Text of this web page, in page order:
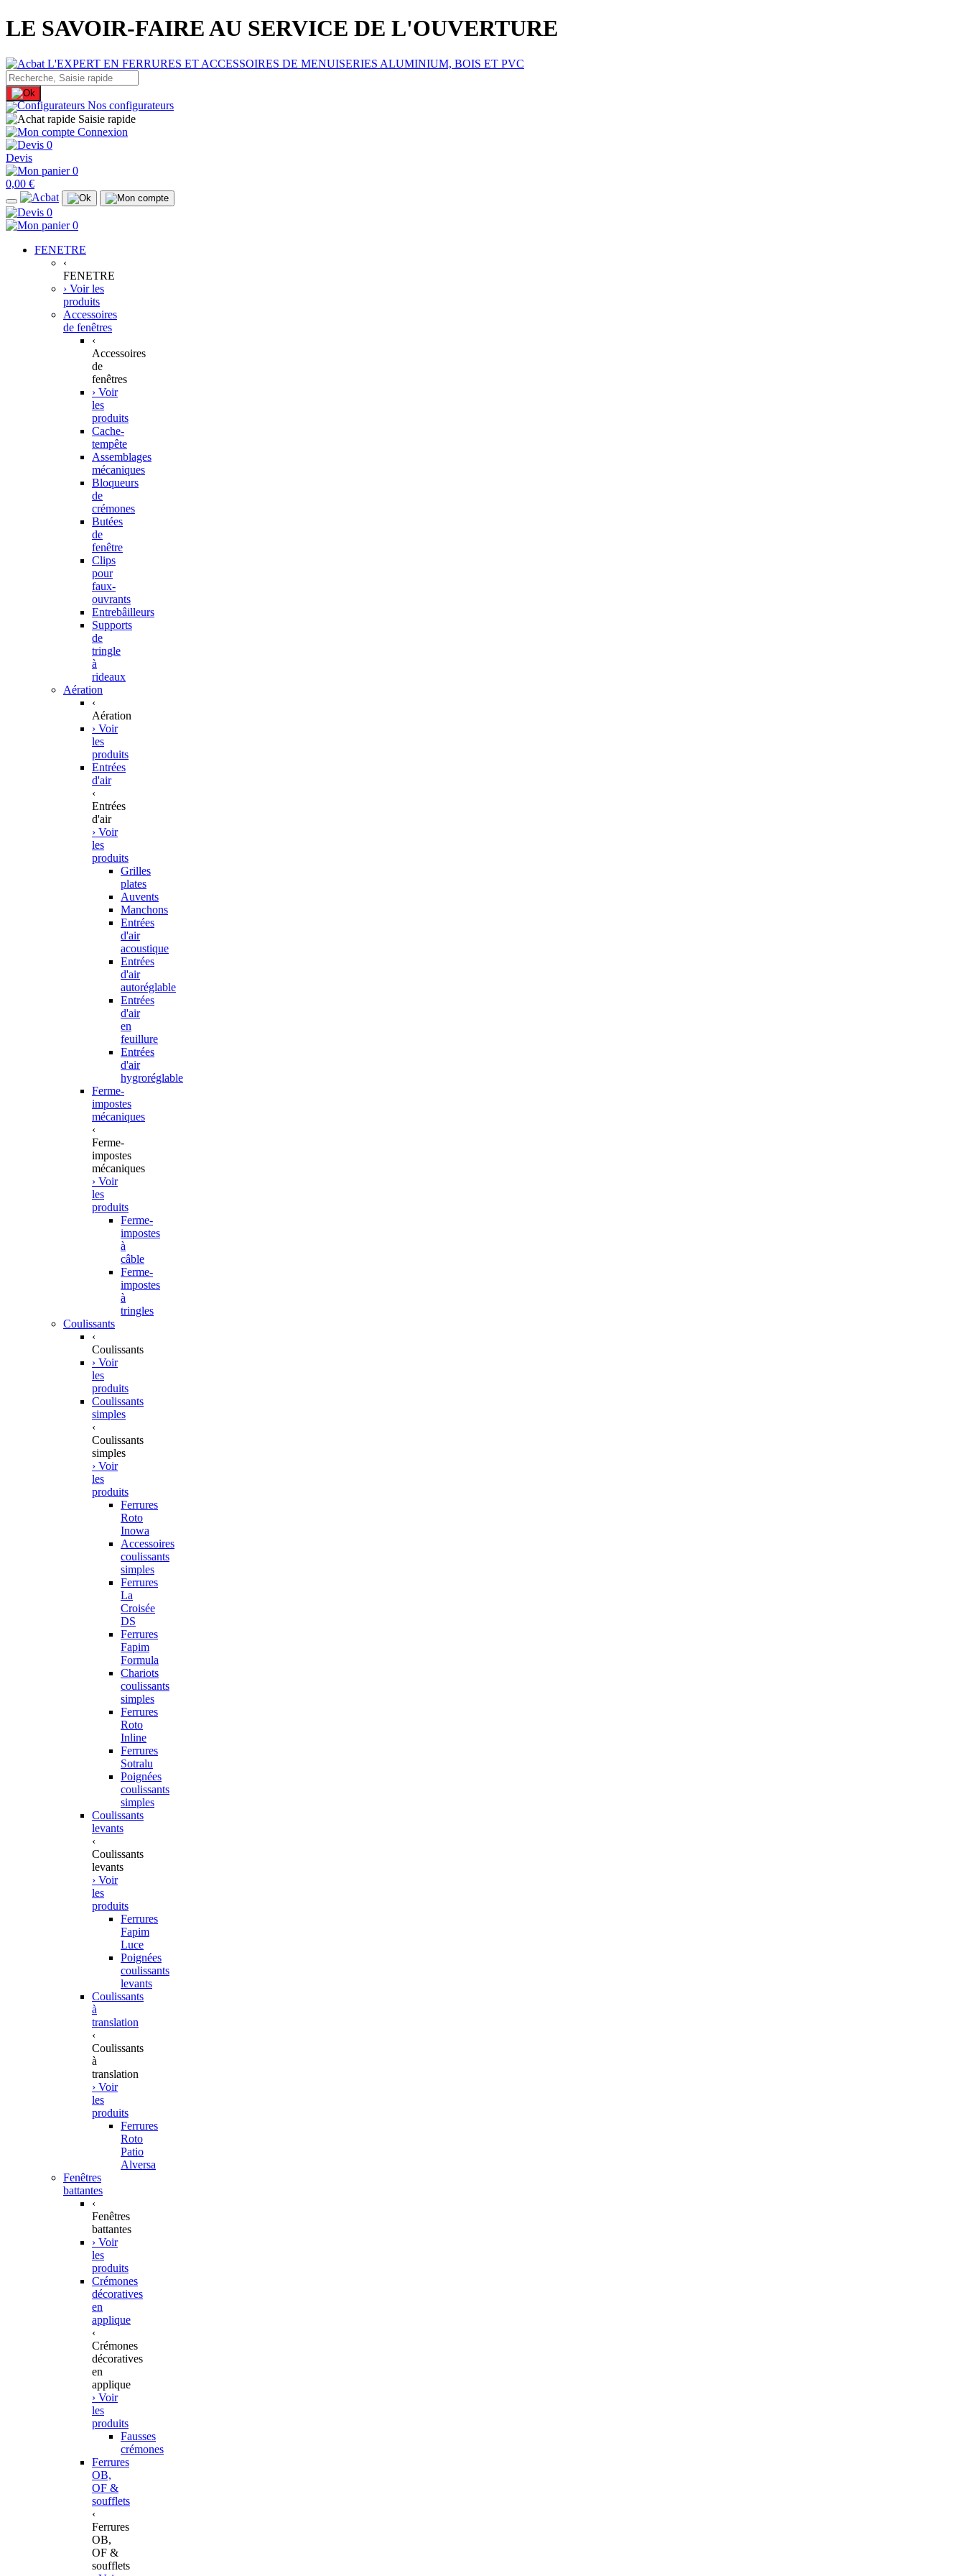
LE SAVOIR-FAIRE AU SERVICE DE L'OUVERTURE
Nos configurateurs
Saisie rapide
Connexion
0
Devis
0
0,00 €
0
0
FENETRE
‹
FENETRE
› Voir les
produits
Accessoires
de fenêtres
‹
Accessoires
de
fenêtres
› Voir
les
produits
Cache-
tempête
Assemblages
mécaniques
Bloqueurs
de
crémones
Butées
de
fenêtre
Clips
pour
faux-
ouvrants
Entrebâilleurs
Supports
de
tringle
à
rideaux
Aération
‹
Aération
› Voir
les
produits
Entrées
d'air
‹
Entrées
d'air
› Voir
les
produits
Grilles
plates
Auvents
Manchons
Entrées
d'air
acoustique
Entrées
d'air
autoréglable
Entrées
d'air
en
feuillure
Entrées
d'air
hygroréglable
Ferme-
impostes
mécaniques
‹
Ferme-
impostes
mécaniques
› Voir
les
produits
Ferme-
impostes
à
câble
Ferme-
impostes
à
tringles
Coulissants
‹
Coulissants
› Voir
les
produits
Coulissants
simples
‹
Coulissants
simples
› Voir
les
produits
Ferrures
Roto
Inowa
Accessoires
coulissants
simples
Ferrures
La
Croisée
DS
Ferrures
Fapim
Formula
Chariots
coulissants
simples
Ferrures
Roto
Inline
Ferrures
Sotralu
Poignées
coulissants
simples
Coulissants
levants
‹
Coulissants
levants
› Voir
les
produits
Ferrures
Fapim
Luce
Poignées
coulissants
levants
Coulissants
à
translation
‹
Coulissants
à
translation
› Voir
les
produits
Ferrures
Roto
Patio
Alversa
Fenêtres
battantes
‹
Fenêtres
battantes
› Voir
les
produits
Crémones
décoratives
en
applique
‹
Crémones
décoratives
en
applique
› Voir
les
produits
Fausses
crémones
Ferrures
OB,
OF &
soufflets
‹
Ferrures
OB,
OF &
soufflets